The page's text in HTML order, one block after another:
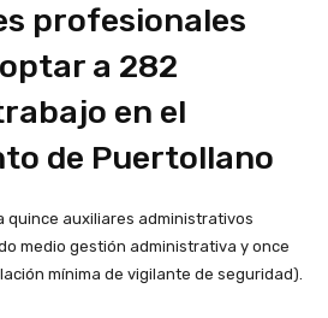
profesionales
a 282
en el
de Puertollano
quince auxiliares administrativos
medio gestión administrativa y once
mínima de vigilante de seguridad).